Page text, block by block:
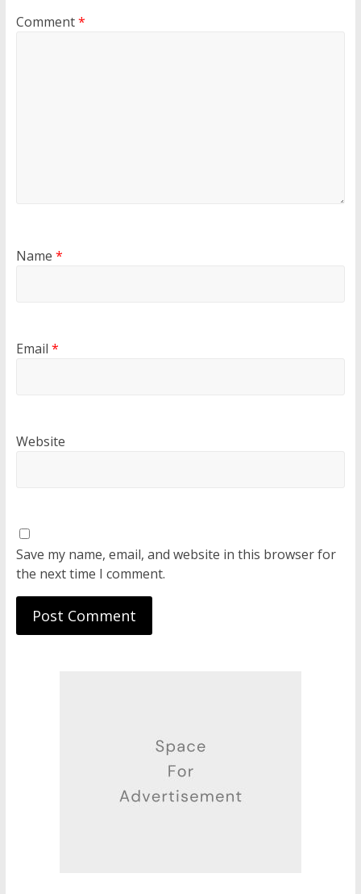
Comment*
Name *
Email *
Website
Save my name, email, and website in this browser for
the next time I comment.